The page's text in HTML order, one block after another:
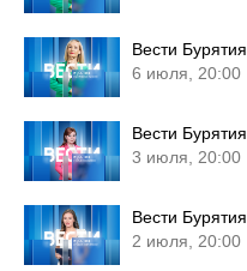
Вести Бурятия
6 июля, 20:00
Вести Бурятия
3 июля, 20:00
Вести Бурятия
2 июля, 20:00